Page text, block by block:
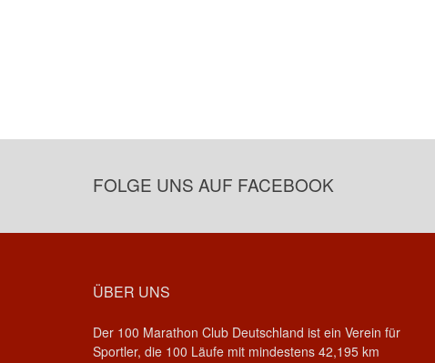
FOLGE UNS AUF FACEBOOK
ÜBER UNS
Der 100 Marathon Club Deutschland ist ein Verein für
Sportler, die 100 Läufe mit mindestens 42,195 km